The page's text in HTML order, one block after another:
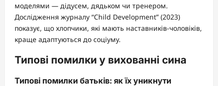
моделями — дідусем, дядьком чи тренером.
Дослідження журналу “Child Development” (2023)
показує, що хлопчики, які мають наставників-чоловіків,
краще адаптуються до соціуму.
Типові помилки у вихованні сина
Типові помилки батьків: як їх уникнути